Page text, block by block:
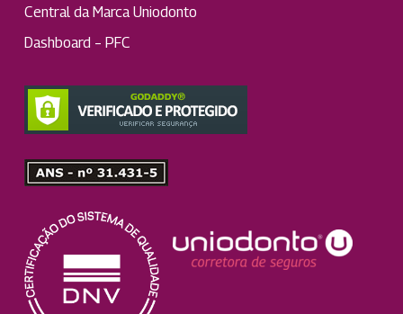
Central da Marca Uniodonto
Dashboard – PFC